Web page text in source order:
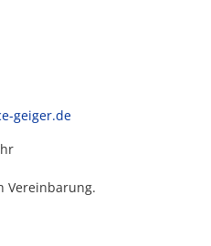
geiger.de
Vereinbarung.